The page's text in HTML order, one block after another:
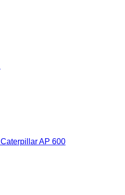
Caterpillar AP 600